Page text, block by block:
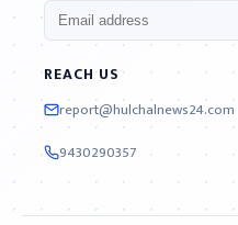
REACH US
report@hulchalnews24.com
9430290357